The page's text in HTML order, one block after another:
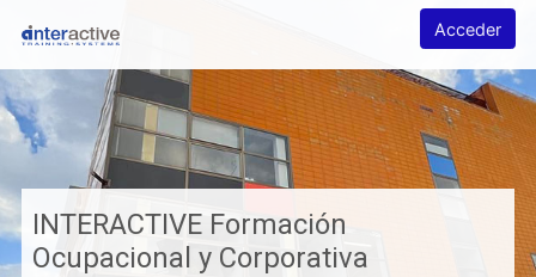
INTERACTIVE Formación Ocupacional y Corporativa
Acceder
INTERACTIVE Formación
Ocupacional y Corporativa